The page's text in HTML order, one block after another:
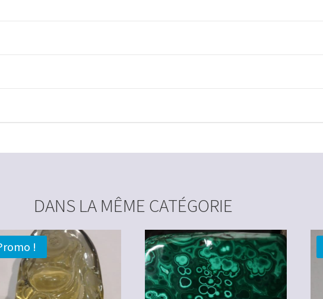
DANS LA MÊME CATÉGORIE
!